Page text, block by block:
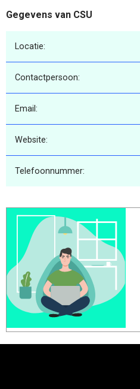
Gegevens van CSU
Locatie:
Contactpersoon:
Email:
Website:
Telefoonnummer: